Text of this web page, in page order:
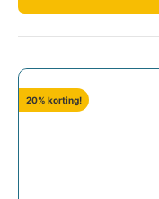
20% korting!